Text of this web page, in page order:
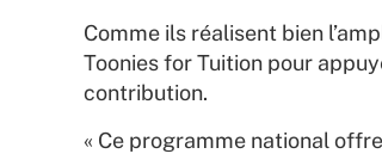
Comme ils réalisent bien
Toonies for Tuition pour
contribution.
« Ce programme national